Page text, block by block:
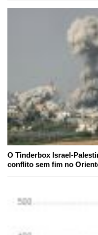
O Tinderbox Israel-
conflito sem fim no